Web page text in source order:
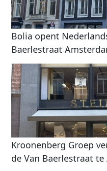
Bolia opent
Baerlestraat
Kroonenberg Groep
de Van Baerlestraat